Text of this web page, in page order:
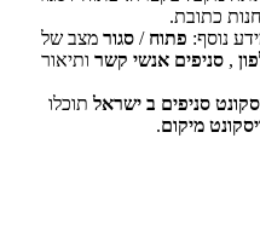
אישור
כתובת.
נוסף: פתוח / סגור מצב של
, סניפים אנשי קשר ותיאור
סניפים ב ישראל תוכלו
מיקום.